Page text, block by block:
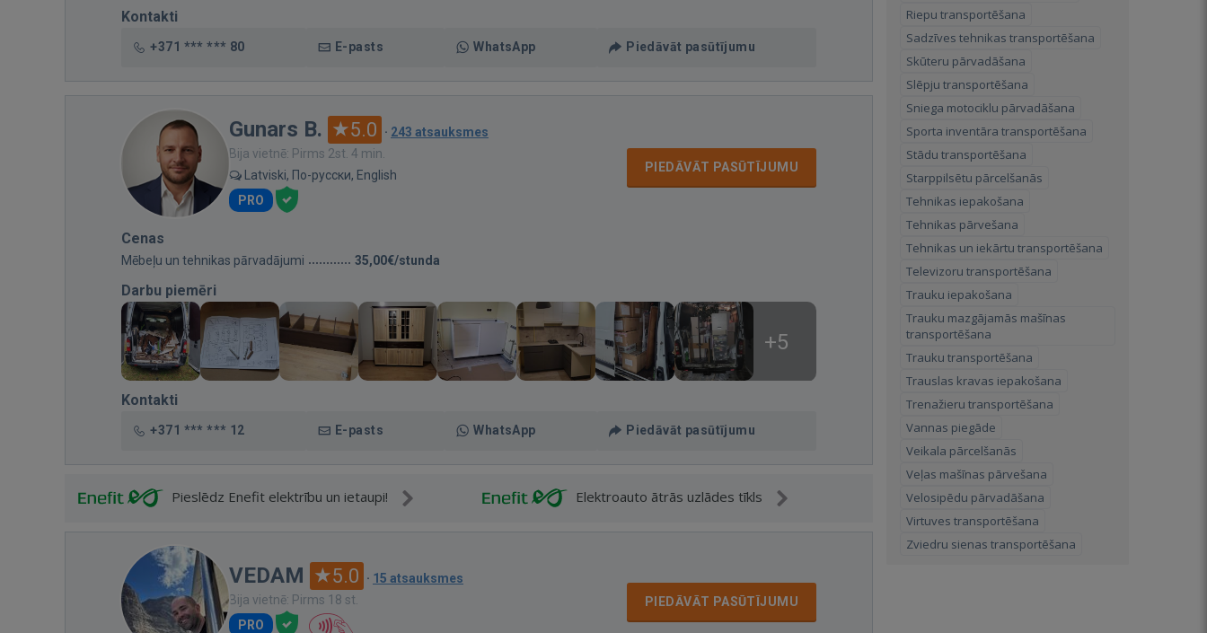
Kontakti
+371 *** *** 80 E-pasts WhatsApp Piedāvāt pasūtījumu
Gunars B. 5.0 · 243 atsauksmes
Bija vietnē: Pirms 2st. 4 min.
Latviski, По-русски, English
PRO
PIEDĀVĀT PASŪTĪJUMU
Cenas
Mēbeļu un tehnikas pārvadājumi 35,00€/stunda
Darbu piemēri
+5
Kontakti
+371 *** *** 12 E-pasts WhatsApp Piedāvāt pasūtījumu
Pieslēdz Enefit elektrību un ietaupi! Elektroauto ātrās uzlādes tīkls
VEDAM 5.0 · 15 atsauksmes
Bija vietnē: Pirms 18 st.
PRO
PIEDĀVĀT PASŪTĪJUMU
Riepu transportēšana
Sadzīves tehnikas transportēšana
Skūteru pārvadāšana
Slēpju transportēšana
Sniega motociklu pārvadāšana
Sporta inventāra transportēšana
Stādu transportēšana
Starppilsētu pārcelšanās
Tehnikas iepakošana
Tehnikas pārvešana
Tehnikas un iekārtu transportēšana
Televizoru transportēšana
Trauku iepakošana
Trauku mazgājamās mašīnas
transportēšana
Trauku transportēšana
Trauslas kravas iepakošana
Trenažieru transportēšana
Vannas piegāde
Veikala pārcelšanās
Veļas mašīnas pārvešana
Velosipēdu pārvadāšana
Virtuves transportēšana
Zviedru sienas transportēšana